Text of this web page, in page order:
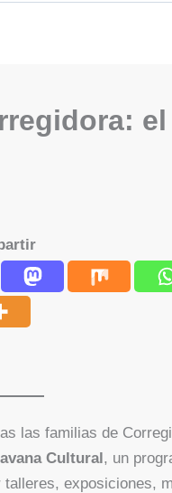
las familias de
Cultural, un
exposiciones,